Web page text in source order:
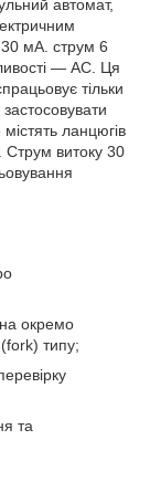
автомат,
мА. струм 6
— AC. Ця
тільки
ланцюгів
Струм витоку 30
окремо
типу;
та